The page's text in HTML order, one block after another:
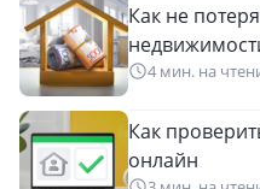
Как не
4 мин. на
Как
онлайн